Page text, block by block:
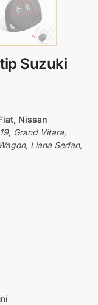
Suzuki
Nissan
Grand Vitara,
Liana Sedan,